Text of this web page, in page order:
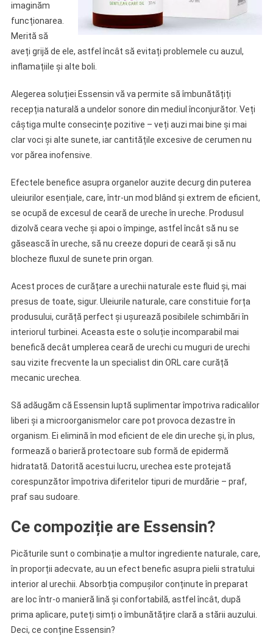
imaginăm
funcționarea.
Merită să
aveți grijă de ele, astfel încât să evitați problemele cu auzul,
inflamațiile și alte boli.
Alegerea soluției Essensin vă va permite să îmbunătățiți
recepția naturală a undelor sonore din mediul înconjurător. Veți
câștiga multe consecințe pozitive – veți auzi mai bine și mai
clar voci și alte sunete, iar cantitățile excesive de cerumen nu
vor părea inofensive.
Efectele benefice asupra organelor auzite decurg din puterea
uleiurilor esențiale, care, într-un mod blând și extrem de eficient,
se ocupă de excesul de ceară de ureche în ureche. Produsul
dizolvă ceara veche și apoi o împinge, astfel încât să nu se
găsească în ureche, să nu creeze dopuri de ceară și să nu
blocheze fluxul de sunete prin organ.
Acest proces de curățare a urechii naturale este fluid și, mai
presus de toate, sigur. Uleiurile naturale, care constituie forța
produsului, curăță perfect și ușurează posibilele schimbări în
interiorul turbinei. Aceasta este o soluție incomparabil mai
benefică decât umplerea ceară de urechi cu muguri de urechi
sau vizite frecvente la un specialist din ORL care curăță
mecanic urechea.
Să adăugăm că Essensin luptă suplimentar împotriva radicalilor
liberi și a microorganismelor care pot provoca dezastre în
organism. Ei elimină în mod eficient de ele din ureche și, în plus,
formează o barieră protectoare sub formă de epidermă
hidratată. Datorită acestui lucru, urechea este protejată
corespunzător împotriva diferitelor tipuri de murdărie – praf,
praf sau sudoare.
Ce compoziție are Essensin?
Picăturile sunt o combinație a multor ingrediente naturale, care,
în proporții adecvate, au un efect benefic asupra pielii stratului
interior al urechii. Absorbția compușilor conținute în preparat
are loc într-o manieră lină și confortabilă, astfel încât, după
prima aplicare, puteți simți o îmbunătățire clară a stării auzului.
Deci, ce conține Essensin?